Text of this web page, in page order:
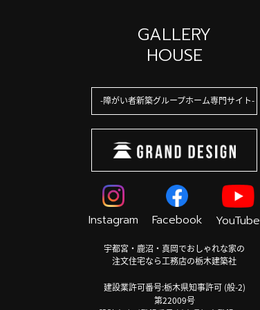
GALLERY
HOUSE
障がい者新築グループホーム専門サイト
Instagram Facebook YouTube
宇都宮・鹿沼・真岡でおしゃれな家の
注文住宅なら工務店の栃木建築社
建設業許可番号:栃木県知事許可 (般-2)
第22009号